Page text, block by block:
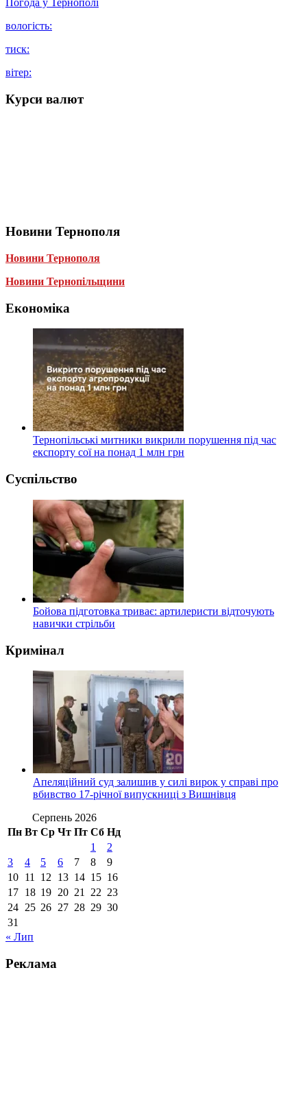
Погода у
Тернополі
вологість:
тиск:
вітер:
Курси валют
Новини Тернополя
Новини Тернополя
Новини Тернопільщини
Економіка
Тернопільські митники викрили порушення під час
експорту сої на понад 1 млн грн
Суспільство
Бойова підготовка триває: артилеристи відточують
навички стрільби
Кримінал
Апеляційний суд залишив у силі вирок у справі про
вбивство 17-річної випускниці з Вишнівця
Серпень 2026
Пн Вт Ср Чт Пт Сб Нд
1
2
3
4 5 6 7 8
9
10 11 12 13 14 15 16
17 18 19 20 21 22 23
24 25 26 27 28 29 30
31
« Лип
Реклама